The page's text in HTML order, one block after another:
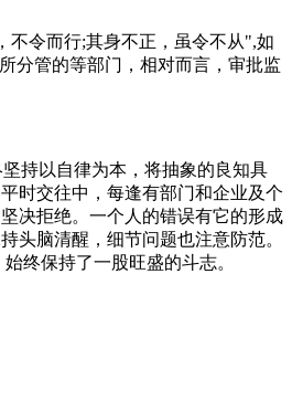
令而行;其身不正，虽令不从",如
分管的等部门，相对而言，审批监
持以自律为本，将抽象的良知具
时交往中，每逢有部门和企业及个
决拒绝。一个人的错误有它的形成
头脑清醒，细节问题也注意防范。
终保持了一股旺盛的斗志。